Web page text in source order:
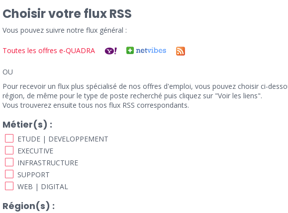
Choisir votre flux RSS
Vous pouvez suivre notre flux général :
Toutes les offres e-QUADRA
OU
Pour recevoir un flux plus spécialisé de nos offres d'emploi, vous pouvez choisir ci-
région, de même pour le type de poste recherché puis cliquez sur "Voir les liens".
Vous trouverez ensuite tous nos flux RSS correspondants.
Métier(s) :
ETUDE | DEVELOPPEMENT
EXECUTIVE
INFRASTRUCTURE
SUPPORT
WEB | DIGITAL
Région(s) :